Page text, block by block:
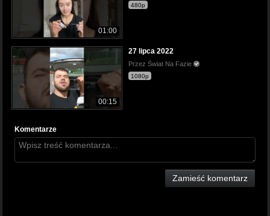
01:00
480p
00:15
27 lipca 2022
Przez Świat Na Fazie
1080p
Komentarze
Zamieść komentarz